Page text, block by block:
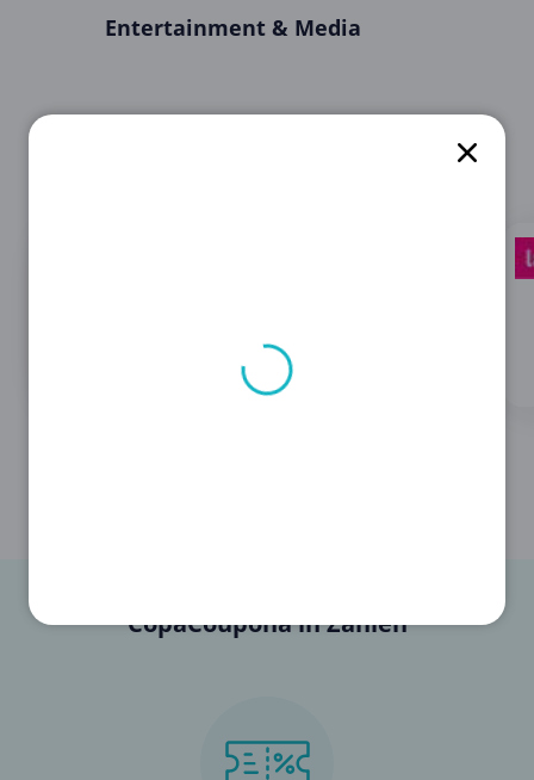
Entertainment & Media
AttractionTickets.com
Wondershare
Software
CopaCoupona in Zahlen